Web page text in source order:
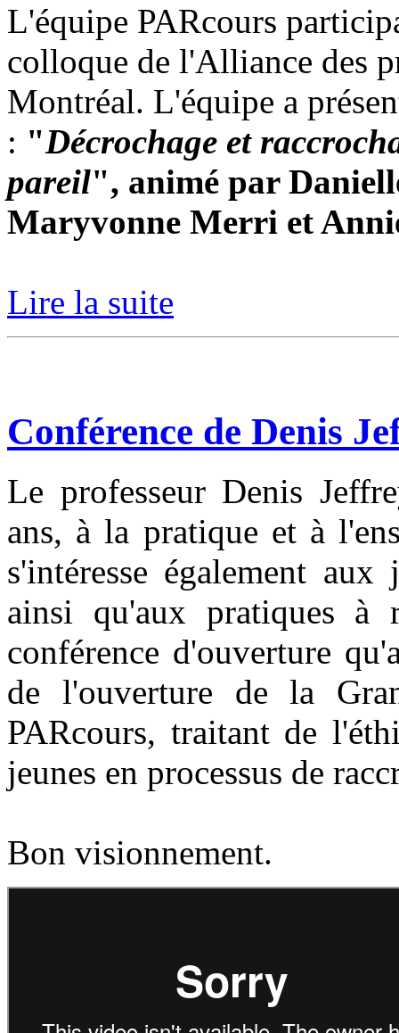
L'équipe PARcours
colloque de l'Alliance des
Montréal. L'équipe a
: "Décrochage et
pareil", animé par
Maryvonne Merri et
Lire la suite
Conférence de Denis
Le professeur Denis
ans, à la pratique et à
s'intéresse également
ainsi qu'aux pratiques à
conférence d'ouverture
de l'ouverture de la
PARcours, traitant de
jeunes en processus de
Bon visionnement.